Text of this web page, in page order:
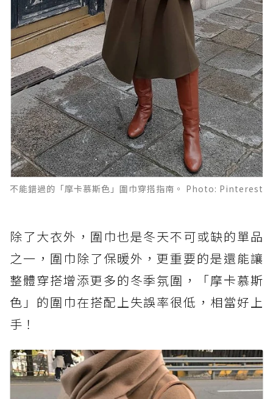
不能錯過的「摩卡慕斯色」圍巾穿搭指南。 Photo: Pinterest
除了大衣外，圍巾也是冬天不可或缺的單品
之一，圍巾除了保暖外，更重要的是還能讓
整體穿搭增添更多的冬季氛圍，「摩卡慕斯
色」的圍巾在搭配上失誤率很低，相當好上
手！